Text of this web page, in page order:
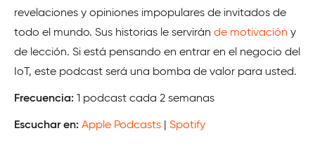
revelaciones y opiniones impopulares de invitados de
todo el mundo. Sus historias le servirán de motivación y
de lección. Si está pensando en entrar en el negocio del
IoT, este podcast será una bomba de valor para usted.
Frecuencia: 1 podcast cada 2 semanas
Escuchar en: Apple Podcasts Spotify